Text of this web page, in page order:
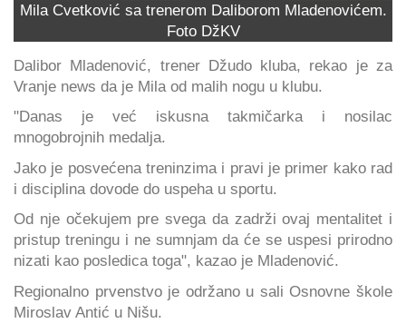
Mila Cvetković sa trenerom Daliborom Mladenovićem.
Foto DžKV
Dalibor Mladenović, trener Džudo kluba, rekao je za
Vranje news da je Mila od malih nogu u klubu.
"Danas je već iskusna takmičarka i nosilac
mnogobrojnih medalja.
Jako je posvećena treninzima i pravi je primer kako rad
i disciplina dovode do uspeha u sportu.
Od nje očekujem pre svega da zadrži ovaj mentalitet i
pristup treningu i ne sumnjam da će se uspesi prirodno
nizati kao posledica toga", kazao je Mladenović.
Regionalno prvenstvo je održano u sali Osnovne škole
Miroslav Antić u Nišu.